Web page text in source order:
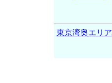
東京湾奥エリア